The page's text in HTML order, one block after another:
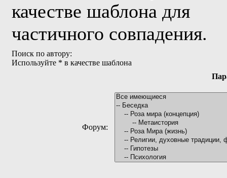
качестве шаблона для
частичного совпадения.
Поиск по автору:
Используйте * в качестве шаблона
Форум: